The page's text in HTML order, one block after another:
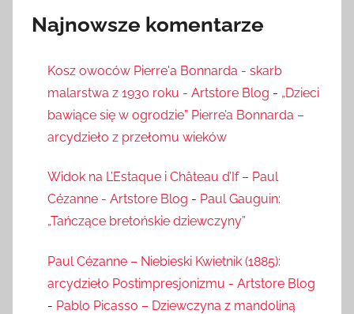
Najnowsze komentarze
Kosz owoców Pierre'a Bonnarda - skarb
malarstwa z 1930 roku - Artstore Blog - „Dzieci
bawiące się w ogrodzie” Pierre’a Bonnarda –
arcydzieło z przełomu wieków
Widok na L’Estaque i Château d’If – Paul
Cézanne - Artstore Blog - Paul Gauguin:
„Tańczące bretońskie dziewczyny”
Paul Cézanne – Niebieski Kwietnik (1885):
arcydzieło Postimpresjonizmu - Artstore Blog
- Pablo Picasso – Dziewczyna z mandoliną